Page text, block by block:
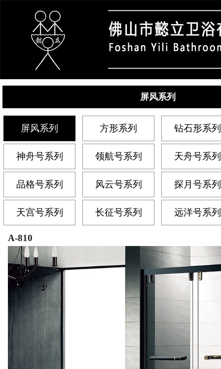
屏风系列
屏风系列 方形系列 钻石形系列
神舟号系列 领航号系列 天舟号系列
品格号系列 风云号系列 探月号系列
天宫号系列 长征号系列 远洋号系列
A-810